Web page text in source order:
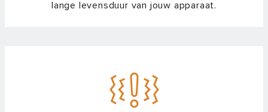
lange levensduur van jouw apparaat.